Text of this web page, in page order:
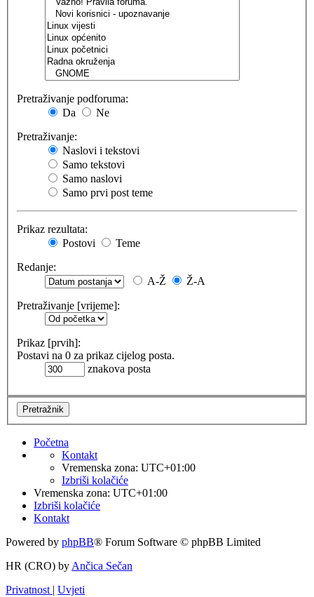
Pretraživanje podforuma:
Da
Ne
Pretraživanje:
Naslovi i tekstovi
Samo tekstovi
Samo naslovi
Samo prvi post teme
Prikaz rezultata:
Postovi
Teme
Redanje:
A-Ž
Ž-A
Pretraživanje [vrijeme]:
Prikaz [prvih]:
Postavi na 0 za prikaz cijelog posta.
znakova posta
Početna
Kontakt
Vremenska zona: UTC+01:00
Izbriši kolačiće
Vremenska zona: UTC+01:00
Izbriši kolačiće
Kontakt
Powered by phpBB® Forum Software © phpBB Limited
HR (CRO) by Ančica Sečan
Privatnost | Uvjeti